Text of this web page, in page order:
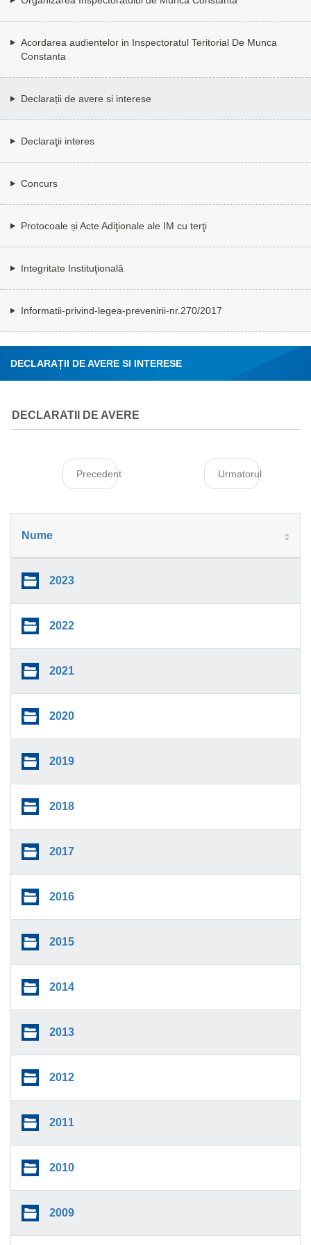
Acordarea audientelor in Inspectoratul Teritorial De Munca
Constanta
Declarații de avere si interese
Declaraţii interes
Concurs
Protocoale și Acte Adiţionale ale IM cu terţi
Integritate Instituţională
Informatii-privind-legea-prevenirii-nr.270/2017
DECLARAȚII DE AVERE SI INTERESE
DECLARATII DE AVERE
Precedent Urmatorul
Nume
2023
2022
2021
2020
2019
2018
2017
2016
2015
2014
2013
2012
2011
2010
2009